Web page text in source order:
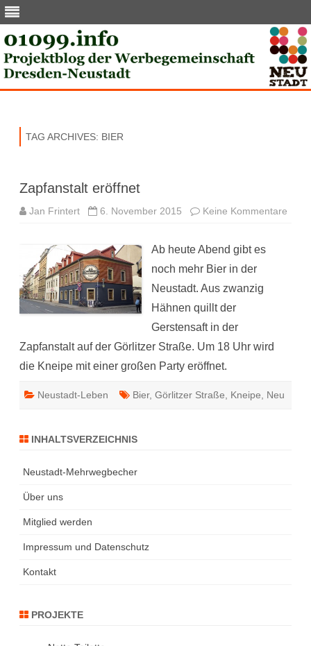
TAG ARCHIVES: BIER
Zapfanstalt eröffnet
Jan Frintert 6. November 2015 Keine Kommentare
Ab heute Abend gibt es
noch mehr Bier in der
Neustadt. Aus zwanzig
Hähnen quillt der
Gerstensaft in der
Zapfanstalt auf der Görlitzer Straße. Um 18 Uhr wird
die Kneipe mit einer großen Party eröffnet.
Neustadt-Leben Bier, Görlitzer Straße, Kneipe, Neu
INHALTSVERZEICHNIS
Neustadt-Mehrwegbecher
Über uns
Mitglied werden
Impressum und Datenschutz
Kontakt
PROJEKTE